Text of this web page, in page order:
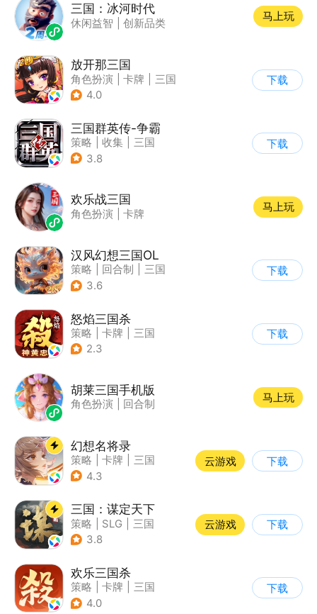
三国：冰河时代
休闲益智 创新品类
马上玩
放开那三国
角色扮演 卡牌
三国
| Q版
4.0
下载
三国群英传-争霸
策略 收集
三国
| 千人同屏
3.8
下载
欢乐战三国
角色扮演 卡牌
马上玩
汉风幻想三国OL
策略 回合制
三国
| 中国风
3.6
下载
怒焰三国杀
策略 卡牌
三国
| 三国杀
2.3
下载
胡莱三国手机版
角色扮演 回合制
马上玩
幻想名将录
策略 卡牌
三国
| 中国风
4.3
云游戏 下载
三国：谋定天下
策略 SLG
三国
| 中国风
3.8
云游戏 下载
欢乐三国杀
策略 卡牌
三国
| 三国杀
4.0
下载